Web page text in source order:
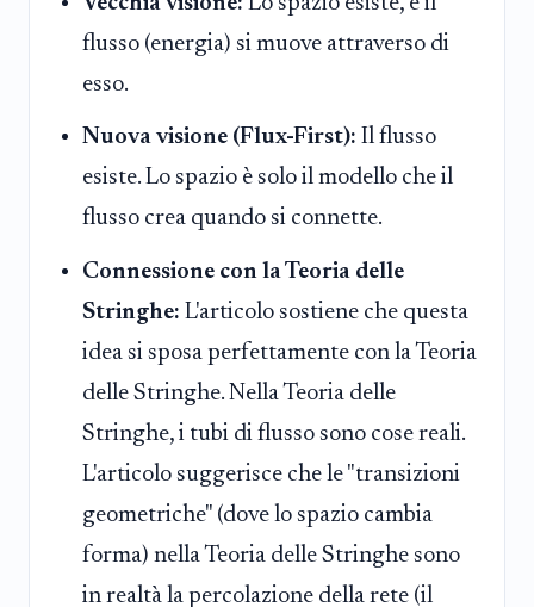
flusso (energia) si muove attraverso di
esso.
Nuova visione (Flux-First): Il flusso
esiste. Lo spazio è solo il modello che il
flusso crea quando si connette.
Connessione con la Teoria delle
Stringhe: L'articolo sostiene che questa
idea si sposa perfettamente con la Teoria
delle Stringhe. Nella Teoria delle
Stringhe, i tubi di flusso sono cose reali.
L'articolo suggerisce che le "transizioni
geometriche" (dove lo spazio cambia
forma) nella Teoria delle Stringhe sono
in realtà la percolazione della rete (il